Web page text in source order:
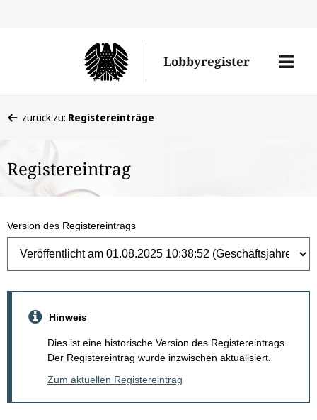
Lobbyregister
Menü
befinden
hier:
zurück zu: Registereinträge
Registereintrag
Version des Registereintrags
Hinweis
Dies ist eine historische Version des Registereintrags.
Der Registereintrag wurde inzwischen aktualisiert.
Zum aktuellen Registereintrag